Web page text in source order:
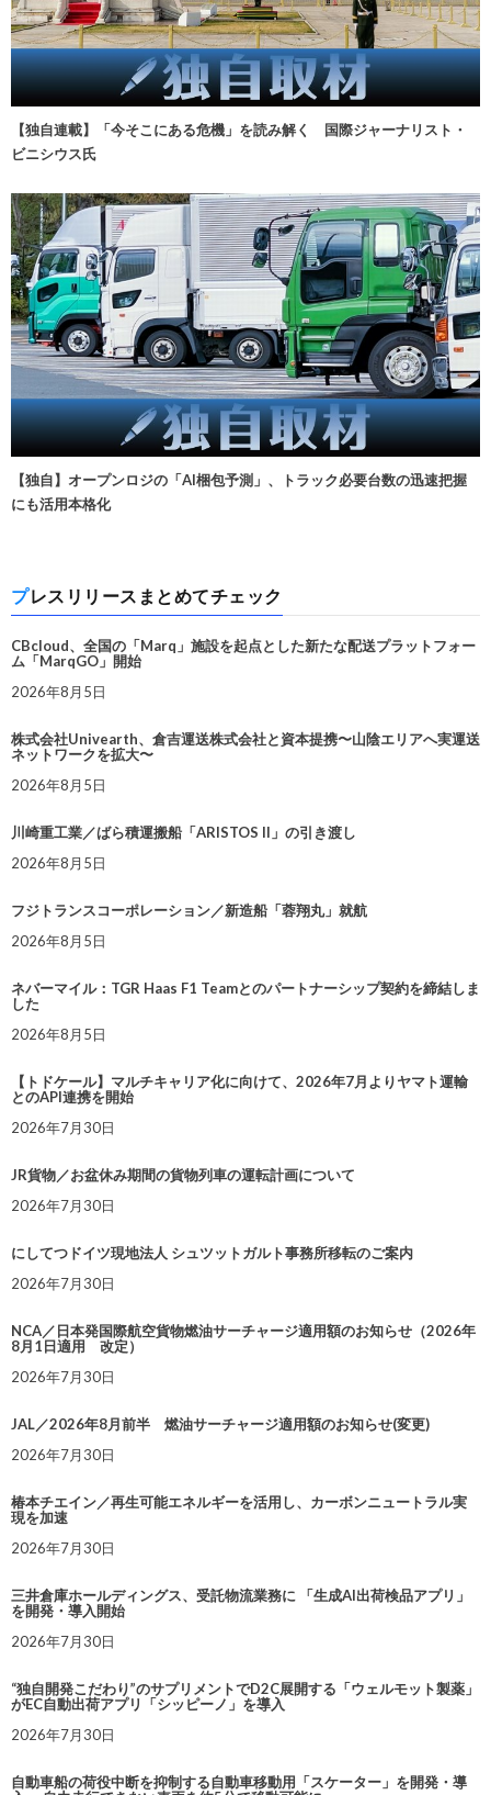
【独自連載】「今そこにある危機」を読み解く 国際ジャーナリスト・
ビニシウス氏
【独自】オープンロジの「AI梱包予測」、トラック必要台数の迅速把握
にも活用本格化
プレスリリースまとめてチェック
CBcloud、全国の「Marq」施設を起点とした新たな配送プラットフォー
ム「MarqGO」開始
2026年8月5日
株式会社Univearth、倉吉運送株式会社と資本提携〜山陰エリアへ実運送
ネットワークを拡大〜
2026年8月5日
川崎重工業／ばら積運搬船「ARISTOS II」の引き渡し
2026年8月5日
フジトランスコーポレーション／新造船「蓉翔丸」就航
2026年8月5日
ネバーマイル：TGR Haas F1 Teamとのパートナーシップ契約を締結しま
した
2026年8月5日
【トドケール】マルチキャリア化に向けて、2026年7月よりヤマト運輸
とのAPI連携を開始
2026年7月30日
JR貨物／お盆休み期間の貨物列車の運転計画について
2026年7月30日
にしてつドイツ現地法人 シュツットガルト事務所移転のご案内
2026年7月30日
NCA／日本発国際航空貨物燃油サーチャージ適用額のお知らせ（2026年
8月1日適用 改定）
2026年7月30日
JAL／2026年8月前半 燃油サーチャージ適用額のお知らせ(変更)
2026年7月30日
椿本チエイン／再生可能エネルギーを活用し、カーボンニュートラル実
現を加速
2026年7月30日
三井倉庫ホールディングス、受託物流業務に 「生成AI出荷検品アプリ」
を開発・導入開始
2026年7月30日
“独自開発こだわり”のサプリメントでD2C展開する「ウェルモット製薬」
がEC自動出荷アプリ「シッピーノ」を導入
2026年7月30日
自動車船の荷役中断を抑制する自動車移動用「スケーター」を開発・導